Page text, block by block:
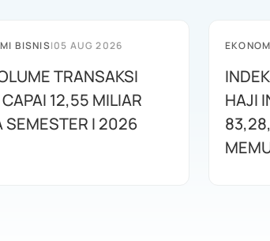
BISNIS|05 AUG 2026
TRANSAKSI
12,55 MILIAR
SEMESTER I 2026
HAJI